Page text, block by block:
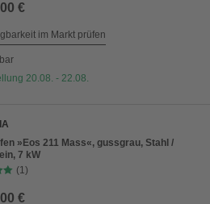
€
im Markt prüfen
20.08. - 22.08.
»Eos 211 Mass«, gussgrau, Stahl /
7 kW
(1)
€